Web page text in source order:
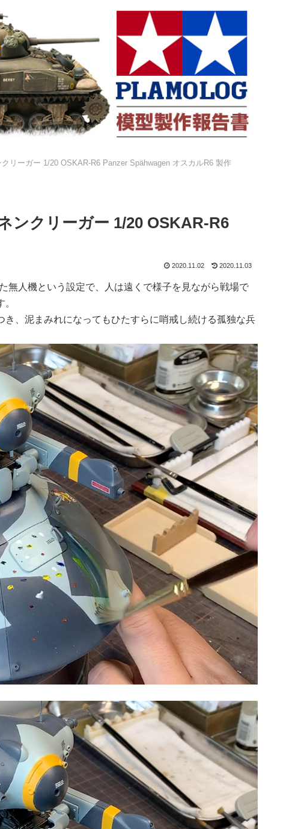
リーガー 1/20 OSKAR-R6 Panzer Spähwagen オスカルR6 製作
ンクリーガー 1/20 OSKAR-R6
2020.11.02 2020.11.03
無人機という設定で、人は遠くで様子を見ながら戦場で
、泥まみれになってもひたすらに哨戒し続ける孤独な兵